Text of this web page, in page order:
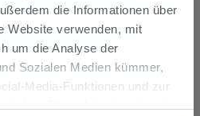
die Informationen über
Website verwenden, mit
um die Analyse der
Sozialen Medien kümmer,
Media-Funktionen und zur